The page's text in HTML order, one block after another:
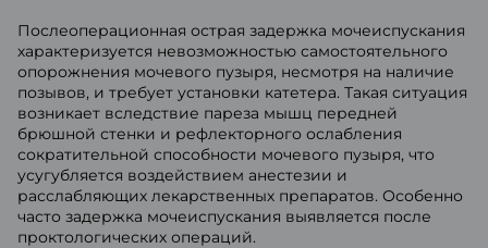
Послеоперационная острая задержка мочеиспускания
характеризуется невозможностью самостоятельного
опорожнения мочевого пузыря, несмотря на наличие
позывов, и требует установки катетера. Такая ситуация
возникает вследствие пареза мышц передней
брюшной стенки и рефлекторного ослабления
сократительной способности мочевого пузыря, что
усугубляется воздействием анестезии и
расслабляющих лекарственных препаратов. Особенно
часто задержка мочеиспускания выявляется после
проктологических операций.